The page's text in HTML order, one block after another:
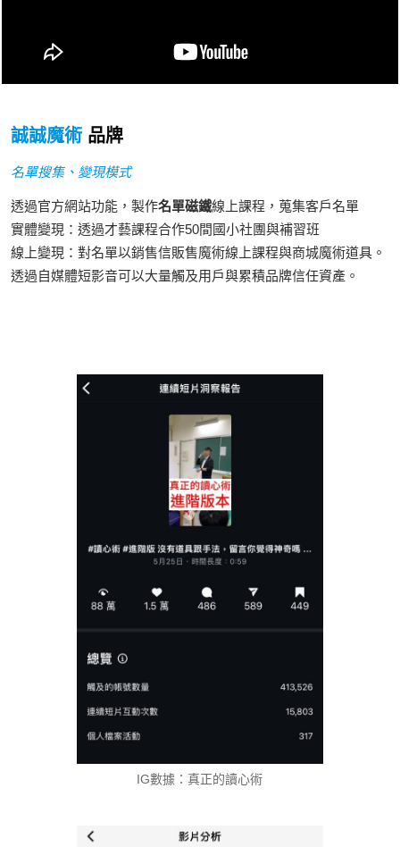
誠誠魔術 品牌
名單搜集、變現模式
透過官方網站功能，製作名單磁鐵線上課程，蒐集客戶名單
實體變現：透過才藝課程合作50間國小社團與補習班
線上變現：對名單以銷售信販售魔術線上課程與商城魔術道具。
透過自媒體短影音可以大量觸及用戶與累積品牌信任資產。
IG數據：真正的讀心術